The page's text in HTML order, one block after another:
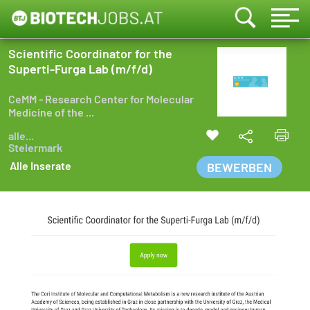
Scientific Coordinator for the
Superti-Furga Lab (m/f/d)
CeMM - Research Center for Molecular
Medicine of the ...
alle...
Steiermark
Alle Inserate
BEWERBEN